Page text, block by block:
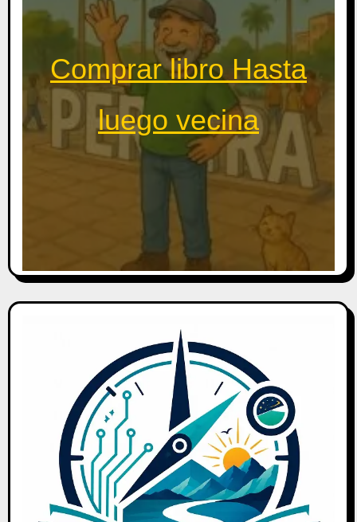
Comprar libro Hasta
luego vecina